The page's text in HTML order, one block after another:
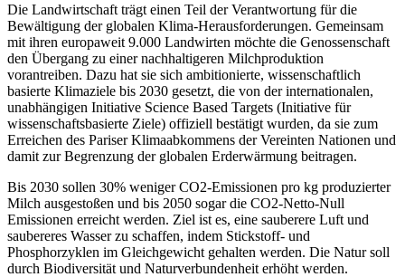
Die Landwirtschaft trägt einen Teil der Verantwortung für die
Bewältigung der globalen Klima-Herausforderungen. Gemeinsam
mit ihren europaweit 9.000 Landwirten möchte die Genossenschaft
den Übergang zu einer nachhaltigeren Milchproduktion
vorantreiben. Dazu hat sie sich ambitionierte, wissenschaftlich
basierte Klimaziele bis 2030 gesetzt, die von der internationalen,
unabhängigen Initiative Science Based Targets (Initiative für
wissenschaftsbasierte Ziele) offiziell bestätigt wurden, da sie zum
Erreichen des Pariser Klimaabkommens der Vereinten Nationen und
damit zur Begrenzung der globalen Erderwärmung beitragen.
Bis 2030 sollen 30% weniger CO2-Emissionen pro kg produzierter
Milch ausgestoßen und bis 2050 sogar die CO2-Netto-Null
Emissionen erreicht werden. Ziel ist es, eine sauberere Luft und
saubereres Wasser zu schaffen, indem Stickstoff- und
Phosphorzyklen im Gleichgewicht gehalten werden. Die Natur soll
durch Biodiversität und Naturverbundenheit erhöht werden.